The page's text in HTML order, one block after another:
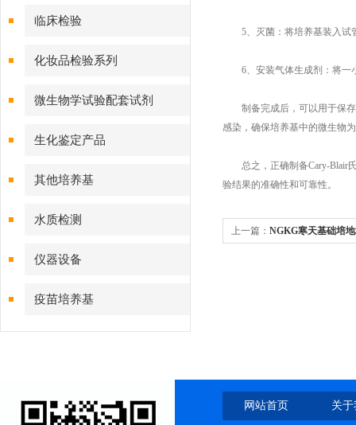
临床检验
化妆品检验系列
微生物学试验配套试剂
生化鉴定产品
其他培养基
水质检测
仪器设备
疫苗培养基
5、灭菌：将培养基装入试管
6、安装气体生成剂：将一小
制备完成后，可以用于保存
感染，确保培养基中的微生物
总之，正确制备Cary-Blair氏
验结果的准确性和可靠性。
上一篇： NGKG寒天基础培
网站首页 关